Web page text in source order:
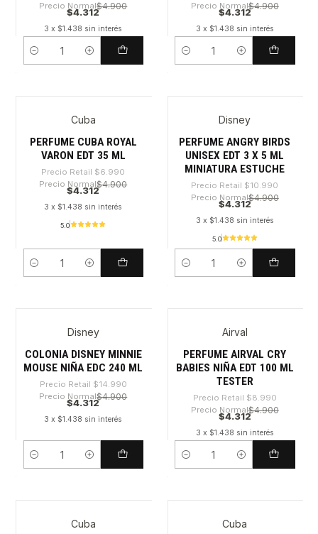
Precio Normal$4.900
$4.312
3 x $1.438 sin interés
Cantidad
Precio Normal$4.900
$4.312
3 x $1.438 sin interés
Cantidad
Cuba
PERFUME CUBA ROYAL
VARON EDT 35 ML
Precio Retail $6.990
Precio Normal$4.900
$4.312
3 x $1.438 sin interés
5.0
Cantidad
Disney
PERFUME ANGRY BIRDS
UNISEX EDT 3 X 5 ML
MINIATURA ESTUCHE
Precio Retail $10.990
Precio Normal$4.900
$4.312
3 x $1.438 sin interés
5.0
Cantidad
Disney
COLONIA DISNEY MINNIE
MOUSE NIÑA EDC 240 ML
Precio Retail $14.990
Precio Normal$4.900
$4.312
3 x $1.438 sin interés
Cantidad
Airval
PERFUME AIRVAL CRY
BABIES NIÑA EDT 100 ML
TESTER
Precio Retail $8.990
Precio Normal$4.900
$4.312
3 x $1.438 sin interés
Cantidad
Cuba Cuba